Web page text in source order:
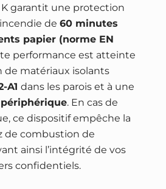
K garantit une protection
de 60 minutes
papier (norme EN
performance est atteinte
de matériaux isolants
A1 dans les parois et à une
. En cas de
ce dispositif empêche la
de combustion de
ainsi l’intégrité de vos
confidentiels.